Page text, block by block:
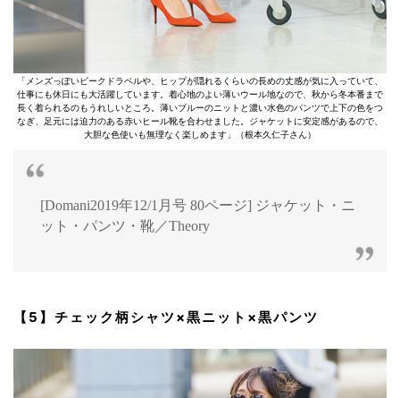
「メンズっぽいピークドラペルや、ヒップが隠れるくらいの長めの丈感が気に入っていて、
仕事にも休日にも大活躍しています。着心地のよい薄いウール地なので、秋から冬本番まで
長く着られるのもうれしいところ。薄いブルーのニットと濃い水色のパンツで上下の色をつ
なぎ、足元には迫力のある赤いヒール靴を合わせました。ジャケットに安定感があるので、
大胆な色使いも無理なく楽しめます」（根本久仁子さん）
[Domani2019年12/1月号 80ページ] ジャケット・ニ
ット・パンツ・靴／Theory
【5】チェック柄シャツ×黒ニット×黒パンツ